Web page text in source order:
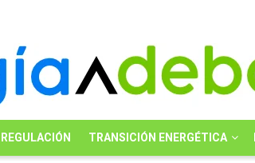
REGULACIÓN TRANSICIÓN ENERGÉTICA